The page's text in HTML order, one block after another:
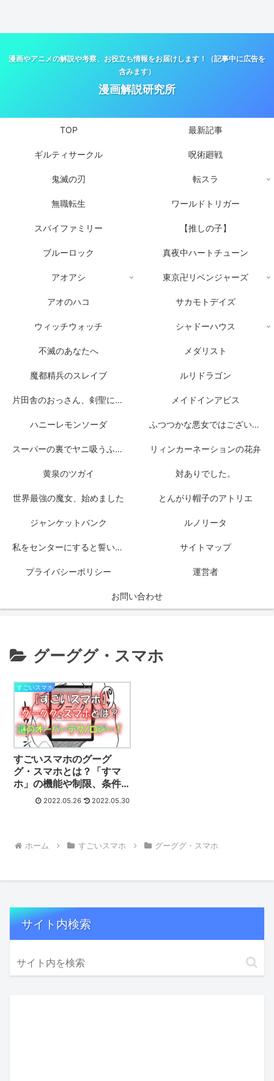
漫画やアニメの解説や考察、お役立ち情報をお届けします！（記事中に広告を
含みます）
漫画解説研究所
TOP 最新記事
ギルティサークル 呪術廻戦
鬼滅の刃 転スラ
無職転生 ワールドトリガー
スパイファミリー 【推しの子】
ブルーロック 真夜中ハートチューン
アオアシ 東京卍リベンジャーズ
アオのハコ サカモトデイズ
ウィッチウォッチ シャドーハウス
不滅のあなたへ メダリスト
魔都精兵のスレイブ ルリドラゴン
片田舎のおっさん、剣聖になる メイドインアビス
ハニーレモンソーダ ふつつかな悪女ではございますが
スーパーの裏でヤニ吸うふたり リィンカーネーションの花弁
黄泉のツガイ 対ありでした。
世界最強の魔女、始めました とんがり帽子のアトリエ
ジャンケットバンク ルノリータ
私をセンターにすると誓いますか？ サイトマップ
プライバシーポリシー 運営者
お問い合わせ
グーググ・スマホ
すごいスマホ
すごいスマホのグーグ
グ・スマホとは？「すマ
ホ」の機能や制限、条件
などを徹底解説！
2022.05.26 2022.05.30
ホーム すごいスマホ グーググ・スマホ
サイト内検索